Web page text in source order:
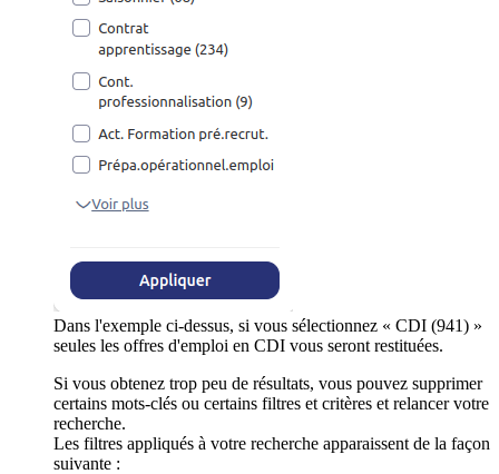
Dans l'exemple ci-dessus, si vous sélectionnez « CDI (941) »
seules les offres d'emploi en CDI vous seront restituées.
Si vous obtenez trop peu de résultats, vous pouvez supprimer
certains mots-clés ou certains filtres et critères et relancer votre
recherche.
Les filtres appliqués à votre recherche apparaissent de la façon
suivante :